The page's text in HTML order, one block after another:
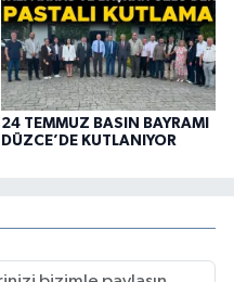
24 TEMMUZ BASIN BAYRAMI
DÜZCE’DE KUTLANIYOR